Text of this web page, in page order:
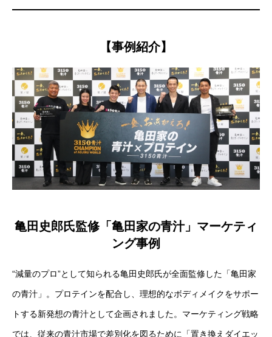
【事例紹介】
亀田史郎氏監修「亀田家の青汁」マーケティ
ング事例
“減量のプロ”として知られる亀田史郎氏が全面監修した「亀田家
の青汁」。プロテインを配合し、理想的なボディメイクをサポー
トする新発想の青汁として企画されました。マーケティング戦略
では、従来の青汁市場で差別化を図るために「置き換えダイエッ